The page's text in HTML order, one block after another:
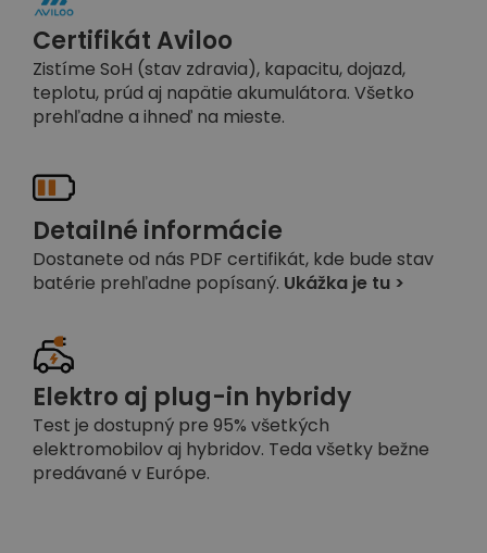
Certifikát Aviloo
Zistíme SoH (stav zdravia), kapacitu, dojazd,
teplotu, prúd aj napätie akumulátora. Všetko
prehľadne a ihneď na mieste.
Detailné informácie
Dostanete od nás PDF certifikát, kde bude stav
batérie prehľadne popísaný. Ukážka je tu >
Elektro aj plug-in hybridy
Test je dostupný pre 95% všetkých
elektromobilov aj hybridov. Teda všetky bežne
predávané v Európe.